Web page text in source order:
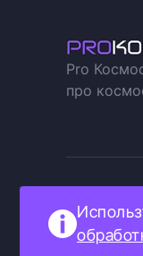
Pro
про